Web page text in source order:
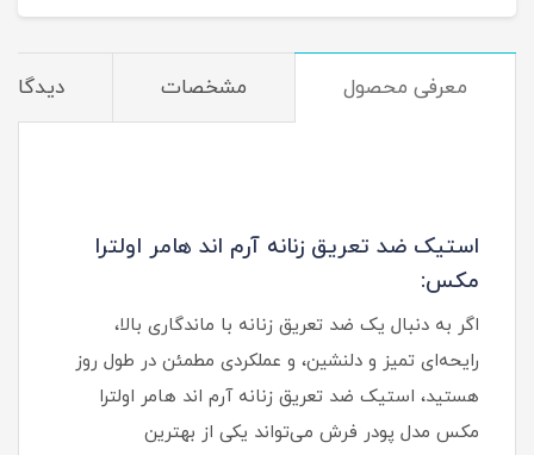
معرفی محصول مشخصات
استیک ضد تعریق زنانه آرم اند هامر اولترا
مکس:
اگر به دنبال یک ضد تعریق زنانه با ماندگاری بالا،
رایحه‌ای تمیز و دلنشین، و عملکردی مطمئن در طول روز
هستید، استیک ضد تعریق زنانه آرم اند هامر اولترا
مکس مدل پودر فرش می‌تواند یکی از بهترین